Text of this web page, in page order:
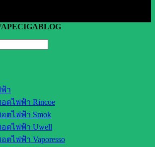
า
ตไฟฟ้า Rincoe
ตไฟฟ้า Smok
ตไฟฟ้า Uwell
ตไฟฟ้า Vaporesso